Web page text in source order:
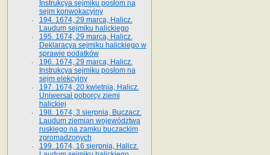
Instrukcya sejmiku posłom na
sejm konwokacyjny
194. 1674, 29 marca, Halicz.
Laudum sejmiku halickiego
195. 1674, 29 marca, Halicz.
Deklaracya sejmiku halickiego w
sprawie podatków
196. 1674, 29 marca, Halicz.
Instrukcya sejmiku posłom na
sejm elekcyjny
197. 1674, 20 kwietnia, Halicz.
Uniwersał poborcy ziemi
halickiej
198. 1674, 3 sierpnia, Buczacz.
Laudum ziemian województwa
ruskiego na zamku buczackim
zgromadzonych
199. 1674, 16 sierpnia, Halicz.